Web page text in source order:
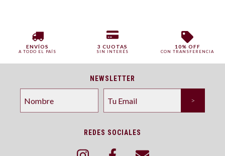
ENVÍOS
A TODO EL PAÍS
3 CUOTAS
SIN INTERÉS
10% OFF
CON TRANSFERENCIA
NEWSLETTER
REDES SOCIALES